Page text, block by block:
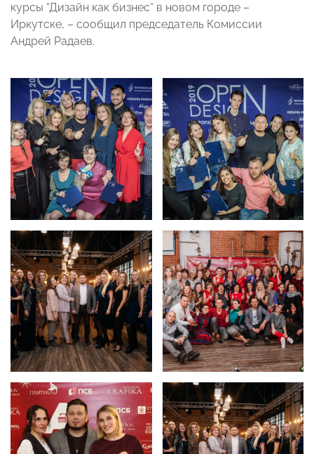
курсы “Дизайн как бизнес“ в новом городе –
Иркутске, – сообщил председатель Комиссии
Андрей Радаев.